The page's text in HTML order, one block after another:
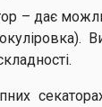
– дає